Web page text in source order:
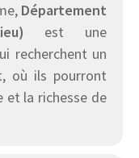
Département
est une
recherchent un
où ils pourront
et la richesse de